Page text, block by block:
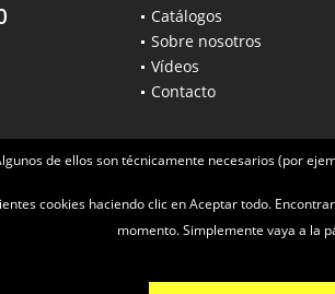
Catálogos
Sobre nosotros
Vídeos
Contacto
de ellos son técnicamente necesarios (por
cookies haciendo clic en Aceptar todo.
momento. Simplemente vaya a la